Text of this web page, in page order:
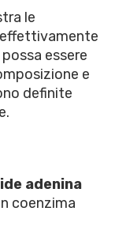
le
essere
e
definite
adenina
coenzima